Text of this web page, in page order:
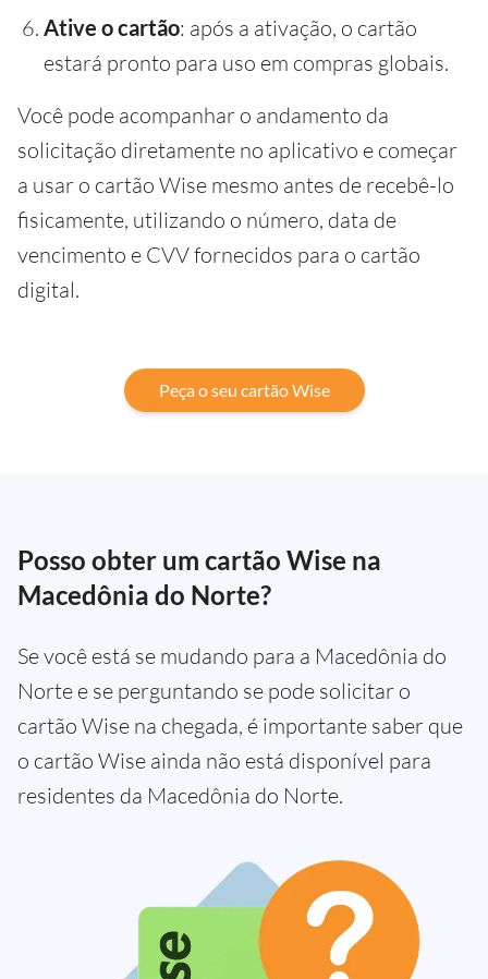
Ative o cartão: após a ativação, o cartão
estará pronto para uso em compras globais.
Você pode acompanhar o andamento da
solicitação diretamente no aplicativo e começar
a usar o cartão Wise mesmo antes de recebê-lo
fisicamente, utilizando o número, data de
vencimento e CVV fornecidos para o cartão
digital.
Peça o seu cartão Wise
Posso obter um cartão Wise na
Macedônia do Norte?
Se você está se mudando para a Macedônia do
Norte e se perguntando se pode solicitar o
cartão Wise na chegada, é importante saber que
o cartão Wise ainda não está disponível para
residentes da Macedônia do Norte.